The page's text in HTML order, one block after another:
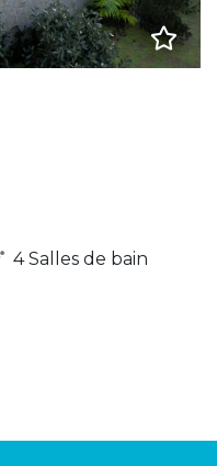
4 Salles de bain